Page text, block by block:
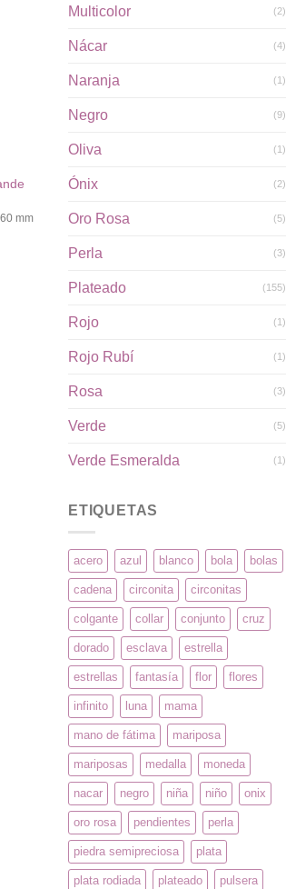
mm
Multicolor (2)
Nácar (4)
Naranja (1)
Negro (9)
Oliva (1)
Ónix (2)
Oro Rosa (5)
Perla (3)
Plateado (155)
Rojo (1)
Rojo Rubí (1)
Rosa (3)
Verde (5)
Verde Esmeralda (1)
ETIQUETAS
acero azul blanco bola bolas
cadena circonita circonitas
colgante collar conjunto cruz
dorado esclava estrella
estrellas fantasía flor flores
infinito luna mama
mano de fátima mariposa
mariposas medalla moneda
nacar negro niña niño onix
oro rosa pendientes perla
piedra semipreciosa plata
plata rodiada plateado pulsera